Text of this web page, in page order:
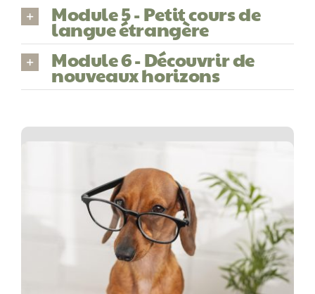
Module 5 - Petit cours de
langue étrangère
Module 6 - Découvrir de
nouveaux horizons